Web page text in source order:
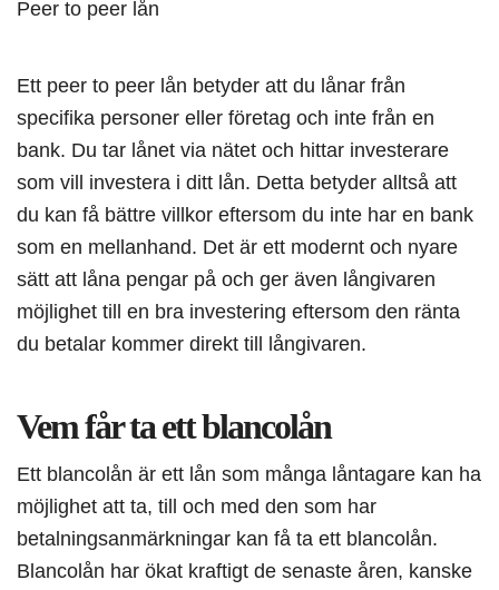
Peer to peer lån
Ett peer to peer lån betyder att du lånar från
specifika personer eller företag och inte från en
bank. Du tar lånet via nätet och hittar investerare
som vill investera i ditt lån. Detta betyder alltså att
du kan få bättre villkor eftersom du inte har en bank
som en mellanhand. Det är ett modernt och nyare
sätt att låna pengar på och ger även långivaren
möjlighet till en bra investering eftersom den ränta
du betalar kommer direkt till långivaren.
Vem får ta ett blancolån
Ett blancolån är ett lån som många låntagare kan ha
möjlighet att ta, till och med den som har
betalningsanmärkningar kan få ta ett blancolån.
Blancolån har ökat kraftigt de senaste åren, kanske